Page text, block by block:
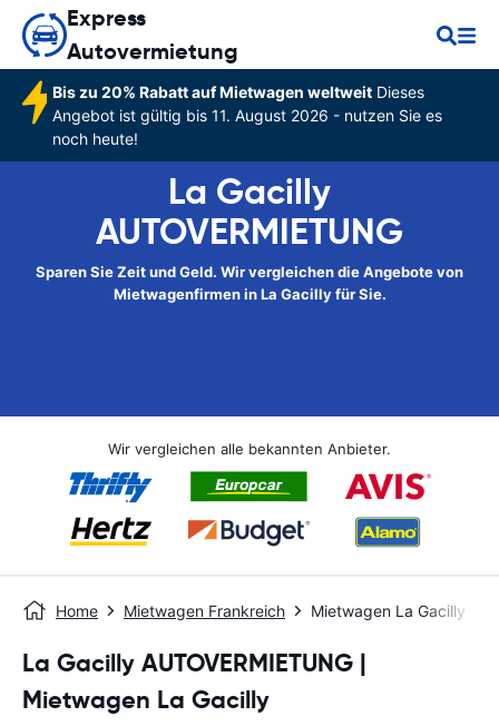
Express
Autovermietung
Bis zu 20% Rabatt auf Mietwagen weltweitDieses
Angebot ist gültig bis 11. August 2026 - nutzen Sie es
noch heute!
La Gacilly
AUTOVERMIETUNG
Sparen Sie Zeit und Geld. Wir vergleichen die Angebote von
Mietwagenfirmen in La Gacilly für Sie.
Wir vergleichen alle bekannten Anbieter.
Home Mietwagen Frankreich Mietwagen La Gacilly
La Gacilly AUTOVERMIETUNG |
Mietwagen La Gacilly